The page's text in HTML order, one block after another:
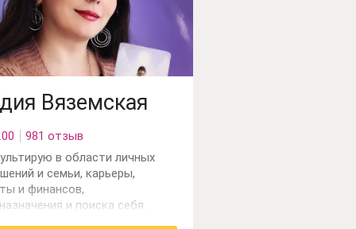
Вяземская
981 отзыв
в области личных
и семьи, карьеры,
и финансов,
и поиска себя.